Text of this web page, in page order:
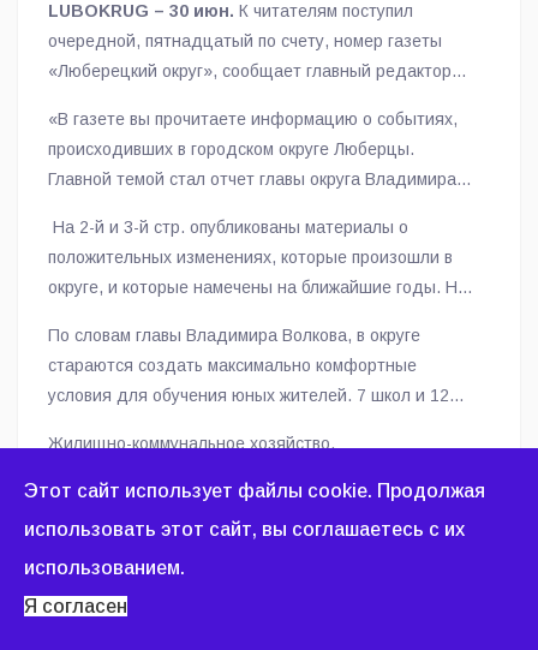
LUBOKRUG – 30 июн. К читателям поступил
очередной, пятнадцатый по счету, номер газеты
«Люберецкий округ», сообщает главный редактор
«В газете вы прочитаете информацию о событиях,
происходивших в городском округе Люберцы.
Главной темой стал отчет главы округа Владимира
общественностью 24 июня. Его выступление
неоднократно прерывалось аплодисментами.
Жители с одобрением отнеслись к красочному видео
и фоторяду, который сопровождал доклад. Потому
что, когда слова подтверждаются фотографией с
конкретного места, это всегда убедительно», -
На 2-й и 3-й стр. опубликованы материалы о
положительных изменениях, которые произошли в
округе, и которые намечены на ближайшие годы. Но
волонтеров: «Земляки, спасибо каждому, кто
продолжает делом и словом поддерживать наших
защитников! У нас в округе проживают 2483 семьи
участников специальной военной операции. За
администрации, депутатского корпуса».
По словам главы Владимира Волкова, в округе
стараются создать максимально комфортные
условия для обучения юных жителей. 7 школ и 12
открылась гимназия «Успех». Уже 1 сентября,
досрочно, введем школу в Островцах.
Жилищно-коммунальное хозяйство,
работают для того, чтобы улучшить условия
проживания людей в Люберцах.
депутаты МОД и Совета депутатов г.о. Люберцы,
Этот сайт использует файлы cookie. Продолжая
использовать этот сайт, вы соглашаетесь с их
использованием.
Я согласен